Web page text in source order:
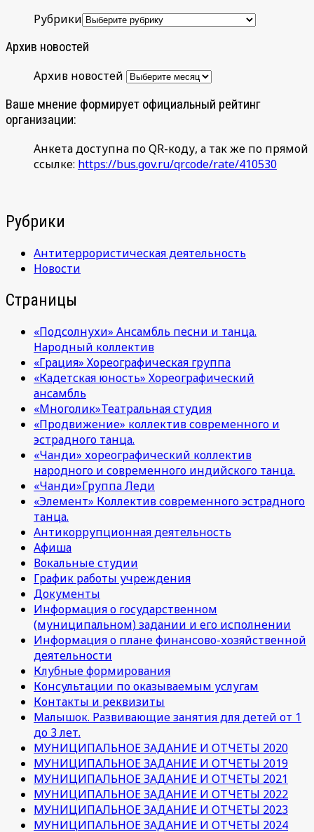
Рубрики
Архив новостей
Архив новостей
Ваше мнение формирует официальный рейтинг
организации:
Анкета доступна по QR-коду, а так же по прямой
ссылке: https://bus.gov.ru/qrcode/rate/410530
Рубрики
Антитеррористическая деятельность
Новости
Страницы
«Подсолнухи» Ансамбль песни и танца.
Народный коллектив
«Грация» Хореографическая группа
«Кадетская юность» Хореографический
ансамбль
«Многолик»Театральная студия
«Продвижение» коллектив современного и
эстрадного танца.
«Чанди» хореографический коллектив
народного и современного индийского танца.
«Чанди»Группа Леди
«Элемент» Коллектив современного эстрадного
танца.
Антикоррупционная деятельность
Афиша
Вокальные студии
График работы учреждения
Документы
Информация о государственном
(муниципальном) задании и его исполнении
Информация о плане финансово-хозяйственной
деятельности
Клубные формирования
Консультации по оказываемым услугам
Контакты и реквизиты
Малышок. Развивающие занятия для детей от 1
до 3 лет.
МУНИЦИПАЛЬНОЕ ЗАДАНИЕ И ОТЧЕТЫ 2020
МУНИЦИПАЛЬНОЕ ЗАДАНИЕ И ОТЧЕТЫ 2019
МУНИЦИПАЛЬНОЕ ЗАДАНИЕ И ОТЧЕТЫ 2021
МУНИЦИПАЛЬНОЕ ЗАДАНИЕ И ОТЧЕТЫ 2022
МУНИЦИПАЛЬНОЕ ЗАДАНИЕ И ОТЧЕТЫ 2023
МУНИЦИПАЛЬНОЕ ЗАДАНИЕ И ОТЧЕТЫ 2024